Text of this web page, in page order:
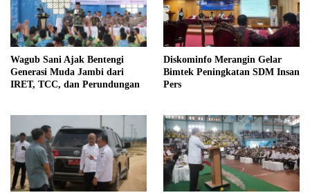
Wagub Sani Ajak Bentengi
Generasi Muda Jambi dari
IRET, TCC, dan Perundungan
Diskominfo Merangin Gelar
Bimtek Peningkatan SDM Insan
Pers